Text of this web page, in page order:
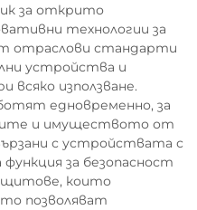
за открито
технологии за
отраслови стандарти
устройства и
всяко използване.
едновременно, за
и имуществото от
с устройствата с
за безопасност
щитове, които
позволяват